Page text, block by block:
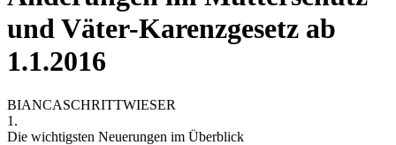
und Väter-Karenzgesetz ab
1.1.2016
BIANCASCHRITTWIESER
1.
Die wichtigsten Neuerungen im Überblick